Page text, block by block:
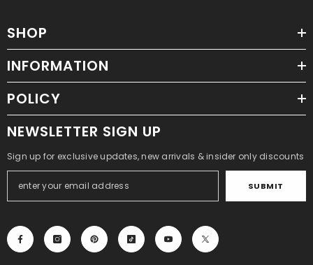
SHOP
INFORMATION
POLICY
NEWSLETTER SIGN UP
Sign up for exclusive updates, new arrivals & insider only discounts
SUBMIT